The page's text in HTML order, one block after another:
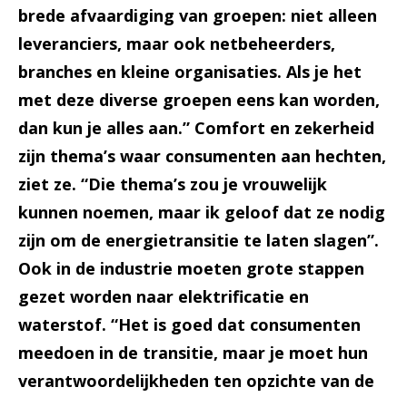
brede afvaardiging van groepen: niet alleen
leveranciers, maar ook netbeheerders,
branches en kleine organisaties. Als je het
met deze diverse groepen eens kan worden,
dan kun je alles aan.” Comfort en zekerheid
zijn thema’s waar consumenten aan hechten,
ziet ze. “Die thema’s zou je vrouwelijk
kunnen noemen, maar ik geloof dat ze nodig
zijn om de energietransitie te laten slagen”.
Ook in de industrie moeten grote stappen
gezet worden naar elektrificatie en
waterstof. “Het is goed dat consumenten
meedoen in de transitie, maar je moet hun
verantwoordelijkheden ten opzichte van de